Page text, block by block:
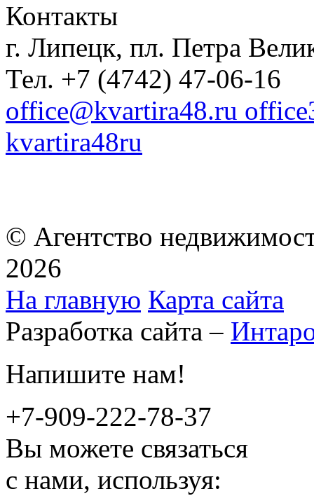
Контакты
г. Липецк, пл. Петра
Тел. +7 (4742) 47-06-16
office@kvartira48.ru
kvartira48ru
© Агентство
2026
На главную Карта сайта
Разработка сайта –
Напишите нам!
+7-909-222-78-37
Вы можете связаться
с нами, используя: